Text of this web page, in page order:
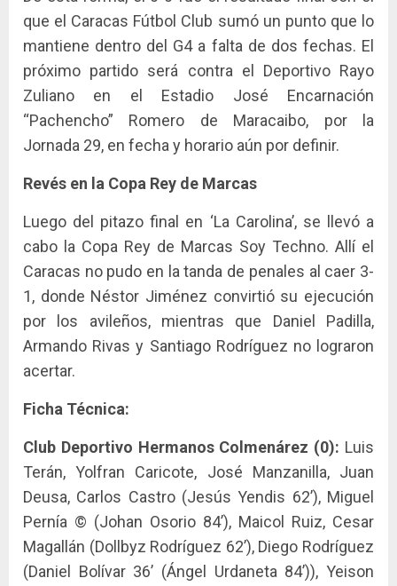
que el Caracas Fútbol Club sumó un punto que lo
mantiene dentro del G4 a falta de dos fechas. El
próximo partido será contra el Deportivo Rayo
Zuliano en el Estadio José Encarnación
“Pachencho” Romero de Maracaibo, por la
Jornada 29, en fecha y horario aún por definir.
Revés en la Copa Rey de Marcas
Luego del pitazo final en ‘La Carolina’, se llevó a
cabo la Copa Rey de Marcas Soy Techno. Allí el
Caracas no pudo en la tanda de penales al caer 3-
1, donde Néstor Jiménez convirtió su ejecución
por los avileños, mientras que Daniel Padilla,
Armando Rivas y Santiago Rodríguez no lograron
acertar.
Ficha Técnica:
Club Deportivo Hermanos Colmenárez (0): Luis
Terán, Yolfran Caricote, José Manzanilla, Juan
Deusa, Carlos Castro (Jesús Yendis 62’), Miguel
Pernía © (Johan Osorio 84’), Maicol Ruiz, Cesar
Magallán (Dollbyz Rodríguez 62’), Diego Rodríguez
(Daniel Bolívar 36’ (Ángel Urdaneta 84’)), Yeison